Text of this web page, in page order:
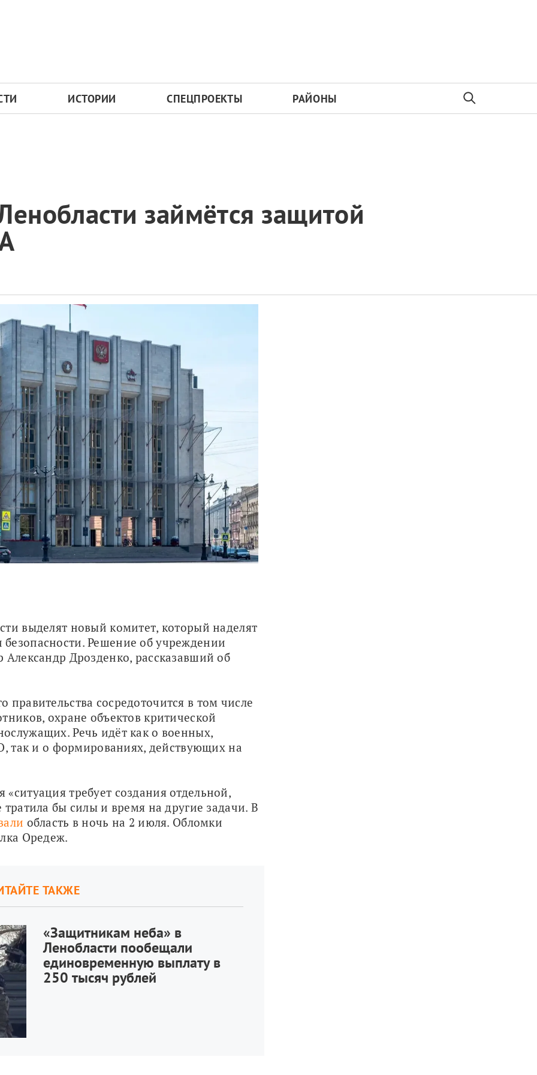
ИСТОРИИ СПЕЦПРОЕКТЫ РАЙОНЫ
займётся защитой
выделят новый комитет, который наделят
Александр Дрозденко, рассказавший об
правительства сосредоточится в том числе
охране объектов критической
Речь идёт как о военных,
так и о формированиях, действующих на
требует создания отдельной,
бы силы и время на другие задачи. В
область в ночь на 2 июля. Обломки
Оредеж.
ТАКЖЕ
«Защитникам неба» в
Ленобласти пообещали
единовременную выплату в
250 тысяч рублей